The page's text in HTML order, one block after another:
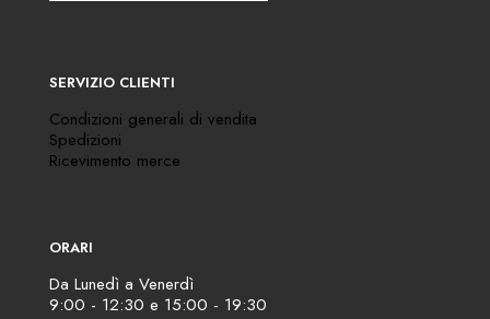
SERVIZIO CLIENTI
Condizioni generali di vendita
Spedizioni
Ricevimento merce
ORARI
Da Lunedì a Venerdì
9:00 - 12:30 e 15:00 - 19:30